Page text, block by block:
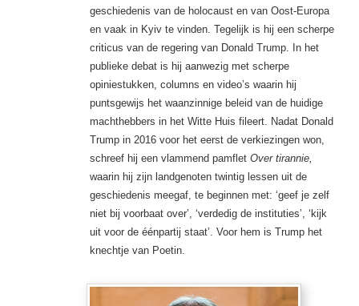
geschiedenis van de holocaust en van Oost-Europa
en vaak in Kyiv te vinden. Tegelijk is hij een scherpe
criticus van de regering van Donald Trump. In het
publieke debat is hij aanwezig met scherpe
opiniestukken, columns en video’s waarin hij
puntsgewijs het waanzinnige beleid van de huidige
machthebbers in het Witte Huis fileert. Nadat Donald
Trump in 2016 voor het eerst de verkiezingen won,
schreef hij een vlammend pamflet Over tirannie,
waarin hij zijn landgenoten twintig lessen uit de
geschiedenis meegaf, te beginnen met: ‘geef je zelf
niet bij voorbaat over’, ‘verdedig de instituties’, ‘kijk
uit voor de éénpartij staat’. Voor hem is Trump het
knechtje van Poetin.